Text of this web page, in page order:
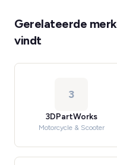
Gerelateerde
vindt
3
3DPartWorks
Motorcycle & Scooter